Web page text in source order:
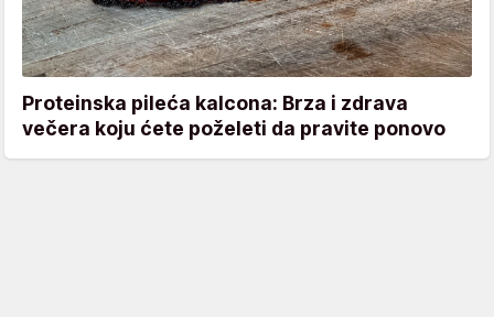
Proteinska pileća kalcona: Brza i zdrava
večera koju ćete poželeti da pravite ponovo